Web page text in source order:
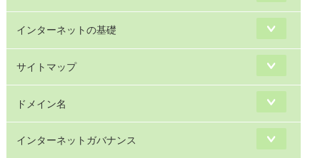
インターネットの基礎
サイトマップ
ドメイン名
インターネットガバナンス